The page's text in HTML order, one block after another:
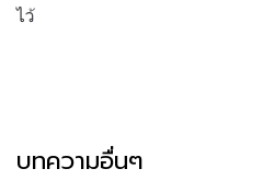
ไว้
บทความอื่นๆ